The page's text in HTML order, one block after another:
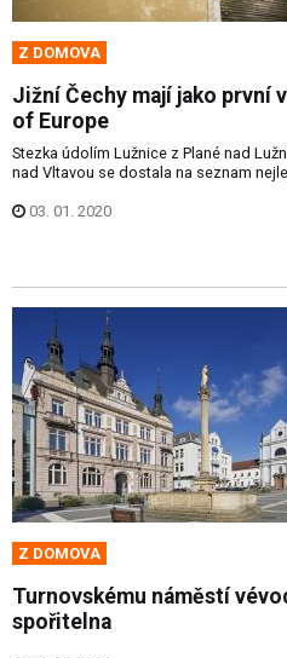
Z DOMOVA
Jižní Čechy mají jako první
of Europe
Stezka údolím Lužnice z Plané nad
nad Vltavou se dostala na seznam
03. 01. 2020
Z DOMOVA
Turnovskému náměstí
spořitelna